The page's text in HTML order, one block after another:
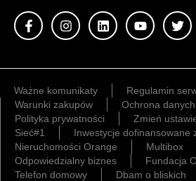
Ważne komunikaty
Regulamin
Warunki zakupów
Ochrona
Polityka prywatności
Zmień
Sieć#1
Inwestycje dofinansowane
Nieruchomości Orange
Multibox
Odpowiedzialny biznes
Fundacja
Telefon domowy
Dbam o bliskich